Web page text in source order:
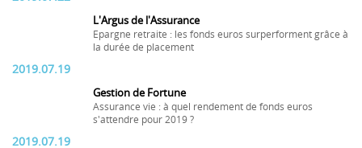
L'Argus de l'Assurance
Epargne retraite : les fonds euros surperforment grâce à
la durée de placement
2019.07.19
Gestion de Fortune
Assurance vie : à quel rendement de fonds euros
s'attendre pour 2019 ?
2019.07.19